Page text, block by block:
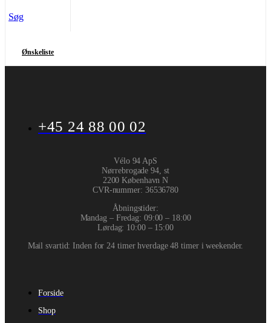
Søg
Ønskeliste
+45 24 88 00 02
Vélo 94 ApS
Nørrebrogade 94, st
2200 København N
CVR-nummer: 36536780
Åbningstider:
Mandag – Fredag: 09:00 – 18:00
Lørdag: 10:00 – 15:00
Mail svartid: Inden for 24 timer hverdage 48 timer i weekender.
Forside
Shop